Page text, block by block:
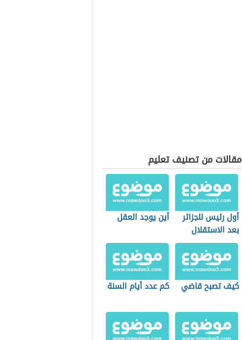
مقالات من تصنيف تعليم
أول رئيس للجزائر
بعد الاستقلال
أين يوجد العقل
كيف تصبح قاضي كم عدد أيام السنة